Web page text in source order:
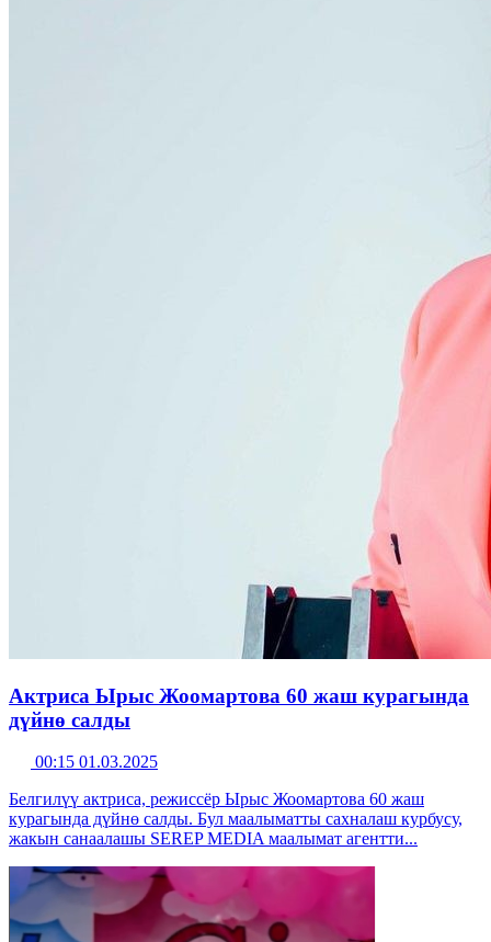
Актриса Ырыс Жоомартова 60 жаш курагында
дүйнө салды
00:15 01.03.2025
Белгилүү актриса, режиссёр Ырыс Жоомартова 60 жаш
курагында дүйнө салды. Бул маалыматты сахналаш курбусу,
жакын санаалашы SEREP MEDIA маалымат агентти...